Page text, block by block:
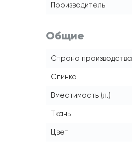
Производитель
Общие
Страна производства
Спинка
Вместимость (л.)
Ткань
Цвет